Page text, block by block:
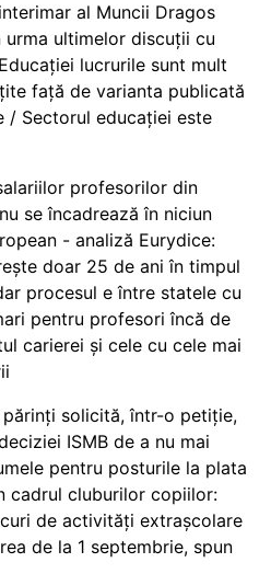
al Muncii Dragos
urma ultimelor discuții cu
lucrurile sunt mult
față de varianta publicată
/ Sectorul educației este
profesorilor din
se încadrează în niciun
- analiză Eurydice:
doar 25 de ani în timpul
procesul e între statele cu
pentru profesori încă de
carierei și cele cu cele mai
solicită, într-o petiție,
ISMB de a nu mai
pentru posturile la plata
cadrul cluburilor copiilor:
de activități extrașcolare
de la 1 septembrie, spun